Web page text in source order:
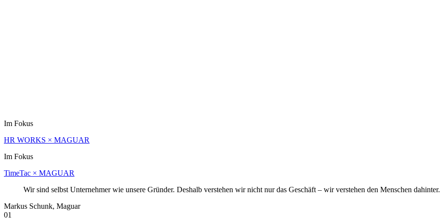
Im Fokus
HR WORKS × MAGUAR
Im Fokus
TimeTac × MAGUAR
Wir sind selbst Unternehmer wie unsere Gründer. Deshalb verstehen wir nicht nur das Geschäft – wir verstehen den Menschen dahinter.
Markus Schunk, Maguar
01